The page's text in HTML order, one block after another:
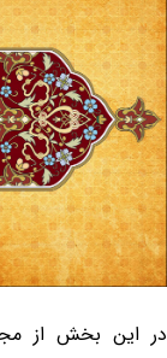
در این بخش از